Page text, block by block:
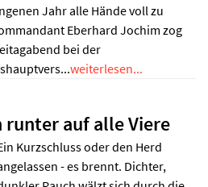
Jahr alle Hände voll zu
Eberhard Jochim zog
bei der
weiterlesen...
runter auf alle Viere
Kurzschluss oder den Herd
- es brennt. Dichter,